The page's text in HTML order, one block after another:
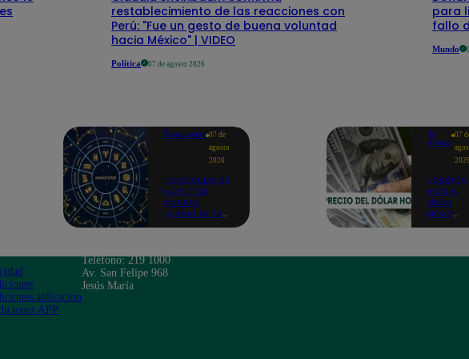
restablecimiento de las reacciones con
Perú: "Fue un gesto de buena voluntad
hacia México" | VIDEO
Política 07 de agosto 2026
para
fallo
Mundo
Tendencias 07 de
agosto
2026
Horóscopo de
HOY, 7 de
agosto:
¿cómo te irá
Te
ayudo
07
2026
¿Cuánto
está el
dólar
HOY?
este
aplicación
APP
Teléfono: 219 1000
Av. San Felipe 968
Jesús María